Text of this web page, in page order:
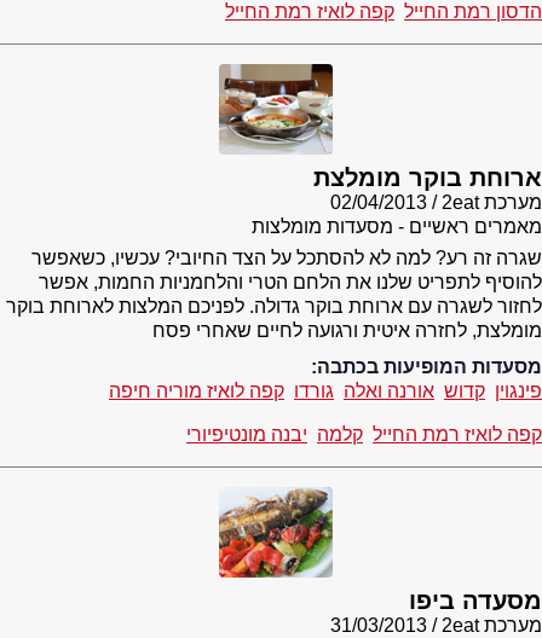
הדסון רמת החייל קפה לואיז רמת החייל
ארוחת בוקר מומלצת
מערכת 2eat
02/04/2013
מאמרים ראשיים - מסעדות מומלצות
שגרה זה רע? למה לא להסתכל על הצד החיובי? עכשיו, כשאפשר
להוסיף לתפריט שלנו את הלחם הטרי והלחמניות החמות, אפשר
לחזור לשגרה עם ארוחת בוקר גדולה. לפניכם המלצות לארוחת בוקר
מומלצת, לחזרה איטית ורגועה לחיים שאחרי פסח
מסעדות המופיעות בכתבה:
פינגוין קדוש אורנה ואלה גורדו קפה לואיז מוריה חיפה
קפה לואיז רמת החייל קלמה יבנה מונטיפיורי
מסעדה ביפו
מערכת 2eat
31/03/2013